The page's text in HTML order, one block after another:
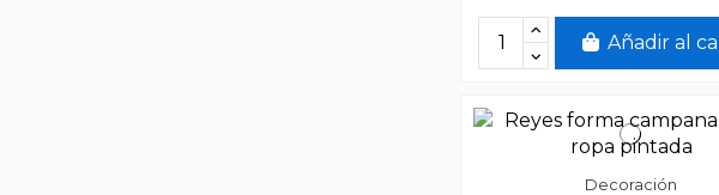
Añadir al
Decoración